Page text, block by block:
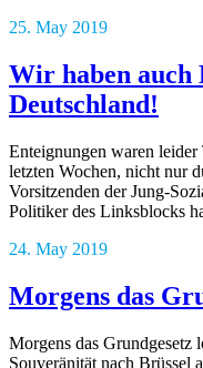
25. May 2019
Wir haben auch
Deutschland!
Enteignungen waren
letzten Wochen, nicht nur
Vorsitzenden der Jung-
Politiker des Linksblocks
24. May 2019
Morgens das
Morgens das Grundgesetz
Souveränität nach Brüssel